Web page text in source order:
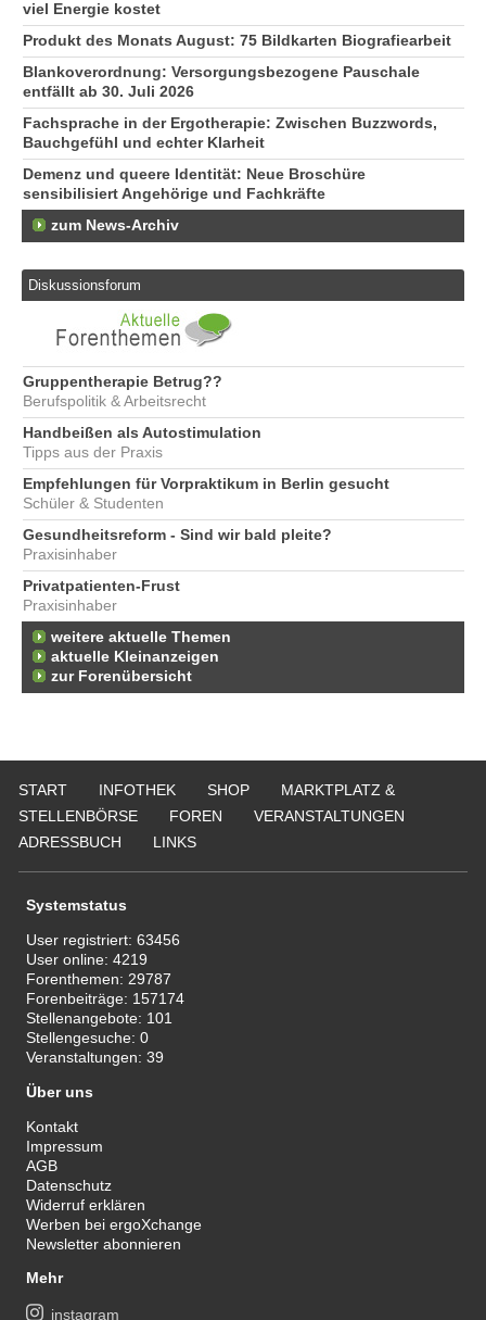
viel Energie kostet
Produkt des Monats August: 75 Bildkarten Biografiearbeit
Blankoverordnung: Versorgungsbezogene Pauschale
entfällt ab 30. Juli 2026
Fachsprache in der Ergotherapie: Zwischen Buzzwords,
Bauchgefühl und echter Klarheit
Demenz und queere Identität: Neue Broschüre
sensibilisiert Angehörige und Fachkräfte
zum News-Archiv
Diskussionsforum
Gruppentherapie Betrug??
Berufspolitik & Arbeitsrecht
Handbeißen als Autostimulation
Tipps aus der Praxis
Empfehlungen für Vorpraktikum in Berlin gesucht
Schüler & Studenten
Gesundheitsreform - Sind wir bald pleite?
Praxisinhaber
Privatpatienten-Frust
Praxisinhaber
weitere aktuelle Themen
aktuelle Kleinanzeigen
zur Forenübersicht
START INFOTHEK SHOP
MARKTPLATZ &
STELLENBÖRSE
FOREN
VERANSTALTUNGEN
ADRESSBUCH
LINKS
Systemstatus
User registriert:63456
User online:4219
Forenthemen: 29787
Forenbeiträge: 157174
Stellenangebote: 101
Stellengesuche:0
Veranstaltungen:39
Über uns
Kontakt
Impressum
AGB
Datenschutz
Widerruf erklären
Werben bei ergoXchange
Newsletter abonnieren
Mehr
instagram